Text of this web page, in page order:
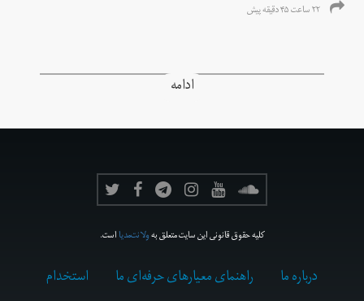
۲۲ ساعت ۴۵ دقیقه پیش
ادامه
کلیه حقوق قانونی این سایت متعلق بهولانت‌مدیااست.
درباره ما راهنمای معیارهای حرفه‌ای ما
استخدام